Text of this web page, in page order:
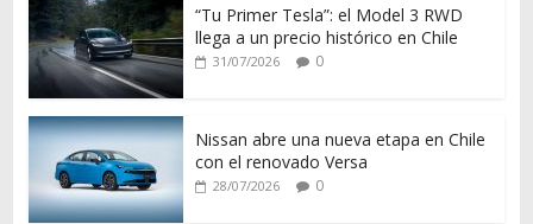
“Tu Primer Tesla”: el Model 3 RWD
llega a un precio histórico en Chile
31/07/2026 0
Nissan abre una nueva etapa en Chile
con el renovado Versa
28/07/2026 0